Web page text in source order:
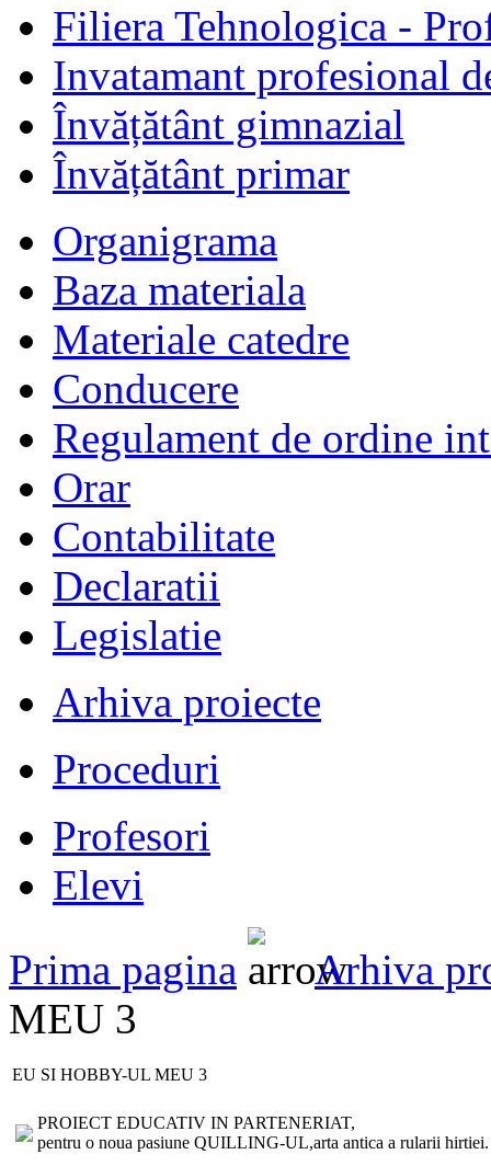
Filiera Tehnologica -
Invatamant profesional
Învățătânt gimnazial
Învățătânt primar
Organigrama
Baza materiala
Materiale catedre
Conducere
Regulament de ordine
Orar
Contabilitate
Declaratii
Legislatie
Arhiva proiecte
Proceduri
Profesori
Elevi
Prima pagina
Arhiva
MEU 3
EU SI HOBBY-UL MEU 3
PROIECT EDUCATIV IN PARTENERIAT,
pentru o noua pasiune QUILLING-UL,arta antica a rularii